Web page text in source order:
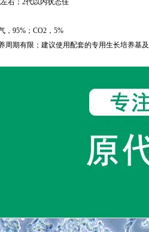
右； 2代以内状态佳
， 95% ； CO2 ， 5%
周期有限；建议使用配套的专用生长培养基